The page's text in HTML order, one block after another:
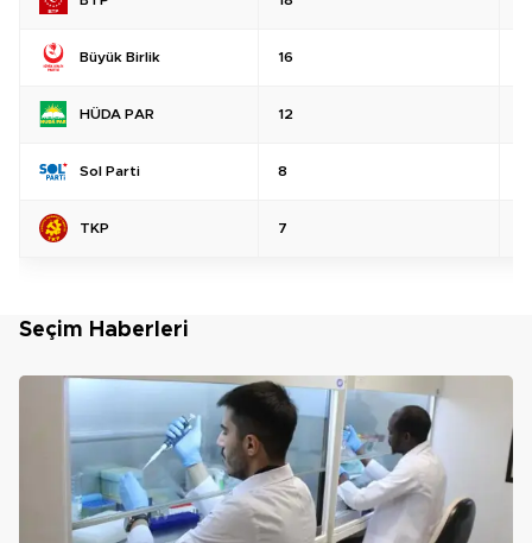
Büyük Birlik 16
HÜDA PAR 12
Sol Parti 8
TKP 7
Seçim Haberleri